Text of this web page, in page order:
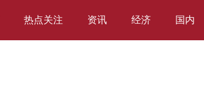
热点关注 资讯 经济 国内